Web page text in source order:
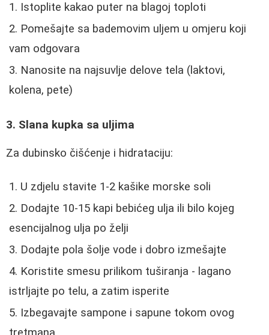
Istoplite kakao puter na blagoj toploti
Pomešajte sa bademovim uljem u omjeru koji
vam odgovara
Nanosite na najsuvlje delove tela (laktovi,
kolena, pete)
3. Slana kupka sa uljima
Za dubinsko čišćenje i hidrataciju:
U zdjelu stavite 1-2 kašike morske soli
Dodajte 10-15 kapi bebićeg ulja ili bilo kojeg
esencijalnog ulja po želji
Dodajte pola šolje vode i dobro izmešajte
Koristite smesu prilikom tuširanja - lagano
istrljajte po telu, a zatim isperite
Izbegavajte sampone i sapune tokom ovog